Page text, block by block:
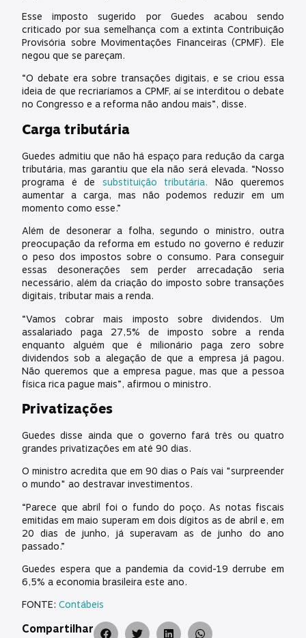
Esse imposto sugerido por Guedes acabou sendo
criticado por sua semelhança com a extinta Contribuição
Provisória sobre Movimentações Financeiras (CPMF). Ele
negou que se pareçam.
“O debate era sobre transações digitais, e se criou essa
ideia de que recriaríamos a CPMF, aí se interditou o debate
no Congresso e a reforma não andou mais”, disse.
Carga tributária
Guedes admitiu que não há espaço para redução da carga
tributária, mas garantiu que ela não será elevada. “Nosso
programa é de substituição tributária. Não queremos
aumentar a carga, mas não podemos reduzir em um
momento como esse.”
Além de desonerar a folha, segundo o ministro, outra
preocupação da reforma em estudo no governo é reduzir
o peso dos impostos sobre o consumo. Para conseguir
essas desonerações sem perder arrecadação seria
necessário, além da criação do imposto sobre transações
digitais, tributar mais a renda.
“Vamos cobrar mais imposto sobre dividendos. Um
assalariado paga 27,5% de imposto sobre a renda
enquanto alguém que é milionário paga zero sobre
dividendos sob a alegação de que a empresa já pagou.
Não queremos que a empresa pague, mas que a pessoa
física rica pague mais”, afirmou o ministro.
Privatizações
Guedes disse ainda que o governo fará três ou quatro
grandes privatizações em até 90 dias.
O ministro acredita que em 90 dias o País vai "surpreender
o mundo" ao destravar investimentos.
“Parece que abril foi o fundo do poço. As notas fiscais
emitidas em maio superam em dois dígitos as de abril e, em
20 dias de junho, já superavam as de junho do ano
passado.”
Guedes espera que a pandemia da covid-19 derrube em
6,5% a economia brasileira este ano.
FONTE: Contábeis
Compartilhar